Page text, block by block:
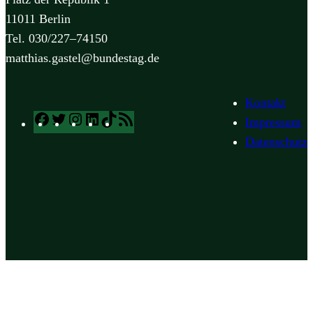
11011 Berlin
Tel. 030/227–74150
matthias.gastel@bundestag.de
Facebook
TwitterInstagram
LinkedIn
TikTok
Kontakt
Impressum
Datenschutz